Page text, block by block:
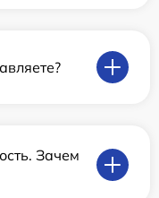
Зачем